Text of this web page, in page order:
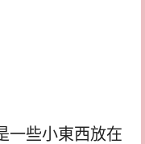
一些小東西放在